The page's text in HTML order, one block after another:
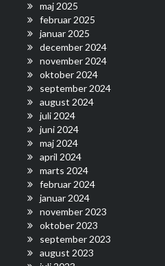
maj 2025
februar 2025
januar 2025
december 2024
november 2024
oktober 2024
september 2024
august 2024
juli 2024
juni 2024
maj 2024
april 2024
marts 2024
februar 2024
januar 2024
november 2023
oktober 2023
september 2023
august 2023